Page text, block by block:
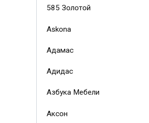
585 Золотой
Askona
Адамас
Адидас
Азбука Мебели
Аксон